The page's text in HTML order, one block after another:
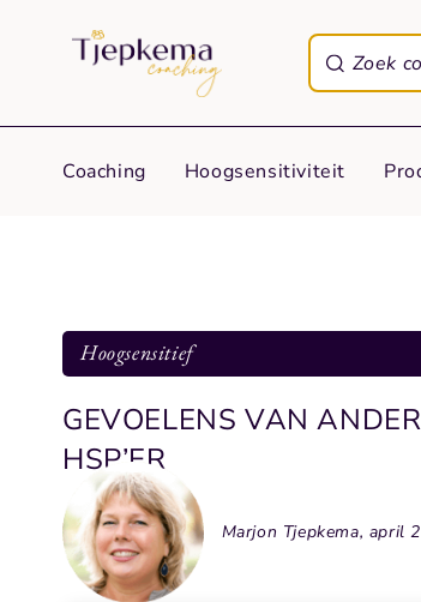
Coaching Hoogsensitiviteit
Hoogsensitief
GEVOELENS VAN
HSP’ER
Marjon Tjepkema, april